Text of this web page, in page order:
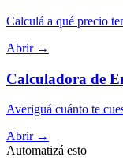
Calculá a qué precio
Abrir →
Calculadora de
Averiguá cuánto te
Abrir →
Automatizá esto